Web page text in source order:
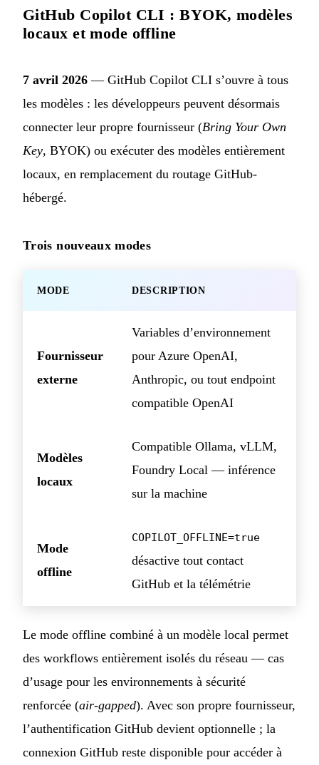
GitHub Copilot CLI : BYOK, modèles
locaux et mode offline
7 avril 2026 — GitHub Copilot CLI s’ouvre à tous
les modèles : les développeurs peuvent désormais
connecter leur propre fournisseur (Bring Your Own
Key, BYOK) ou exécuter des modèles entièrement
locaux, en remplacement du routage GitHub-
hébergé.
Trois nouveaux modes
MODE DESCRIPTION
Fournisseur
externe
Variables d’environnement
pour Azure OpenAI,
Anthropic, ou tout endpoint
compatible OpenAI
Modèles
locaux
Compatible Ollama, vLLM,
Foundry Local — inférence
sur la machine
Mode
offline
COPILOT_OFFLINE=true
désactive tout contact
GitHub et la télémétrie
Le mode offline combiné à un modèle local permet
des workflows entièrement isolés du réseau — cas
d’usage pour les environnements à sécurité
renforcée (air-gapped). Avec son propre fournisseur,
l’authentification GitHub devient optionnelle ; la
connexion GitHub reste disponible pour accéder à